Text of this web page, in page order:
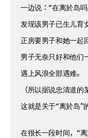
一边说：“在离於岛
发现该男子已生儿育
正房要男子和她一起
男子无奈只好和他们
遇上风浪全部遇难。
（所以据说忠清道的
这就是关于“离於岛”
在很长一段时间，“